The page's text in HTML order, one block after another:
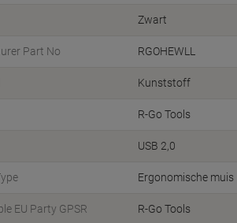
Zwart
Part No RGOHEWLL
Kunststoff
R-Go Tools
USB 2,0
Ergonomische muis
EU Party GPSR R-Go Tools